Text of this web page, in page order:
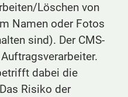
Löschen von
Namen oder Fotos
sind). Der CMS-
dabei die
Risiko der